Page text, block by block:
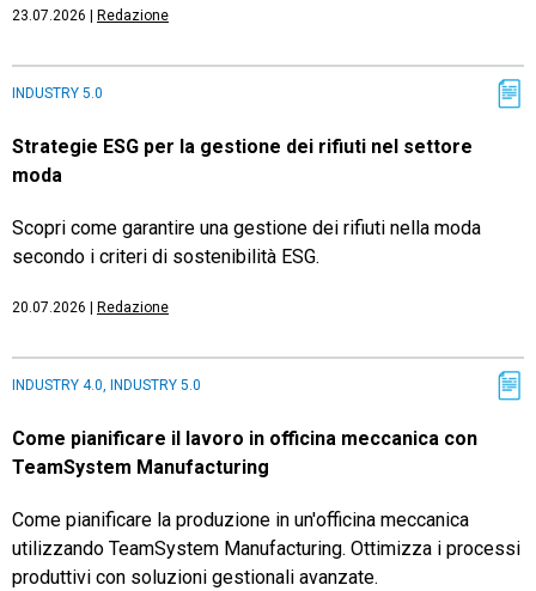
23.07.2026 Redazione
INDUSTRY 5.0
Strategie ESG per la gestione dei rifiuti nel settore
moda
Scopri come garantire una gestione dei rifiuti nella moda
secondo i criteri di sostenibilità ESG.
20.07.2026 Redazione
INDUSTRY 4.0, INDUSTRY 5.0
Come pianificare il lavoro in officina meccanica con
TeamSystem Manufacturing
Come pianificare la produzione in un'officina meccanica
utilizzando TeamSystem Manufacturing. Ottimizza i processi
produttivi con soluzioni gestionali avanzate.